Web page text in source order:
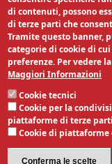
di contenuti, possono
di terze parti che
Tramite questo banner,
categorie di cookie di
preferenze. Per vedere
Maggiori Informazioni
Cookie tecnici
Cookie per la
piattaforme di terze parti
Cookie di
Conferma le scelte